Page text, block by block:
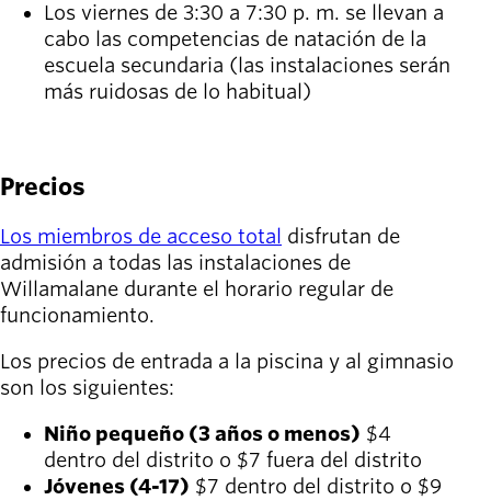
Los viernes de 3:30 a 7:30 p. m. se llevan a
cabo las competencias de natación de la
escuela secundaria (las instalaciones serán
más ruidosas de lo habitual)
Precios
Los miembros de acceso total disfrutan de
admisión a todas las instalaciones de
Willamalane durante el horario regular de
funcionamiento.
Los precios de entrada a la piscina y al gimnasio
son los siguientes:
Niño pequeño (3 años o menos) $4
dentro del distrito o $7 fuera del distrito
Jóvenes (4-17) $7 dentro del distrito o $9